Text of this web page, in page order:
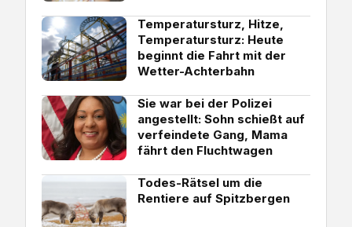
Temperatursturz, Hitze,
Temperatursturz: Heute
beginnt die Fahrt mit der
Wetter-Achterbahn
Sie war bei der Polizei
angestellt: Sohn schießt auf
verfeindete Gang, Mama
fährt den Fluchtwagen
Todes-Rätsel um die
Rentiere auf Spitzbergen